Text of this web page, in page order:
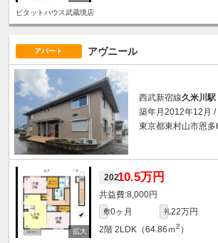
ピタットハウス武蔵境店
アパート アヴニール
西武新宿線久米川駅
築年月2012年12月 /
東京都東村山市恩多
20210.5万円
8,000円
敷0ヶ月 礼22万円
2階 2LDK（64.86ｍ2 ）